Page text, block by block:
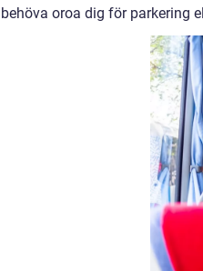
behöva oroa dig för parkering